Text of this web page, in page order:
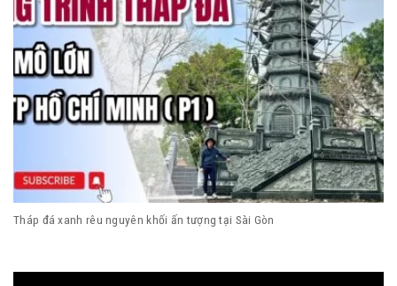
Tháp đá xanh rêu nguyên khối ấn tượng tại Sài Gòn